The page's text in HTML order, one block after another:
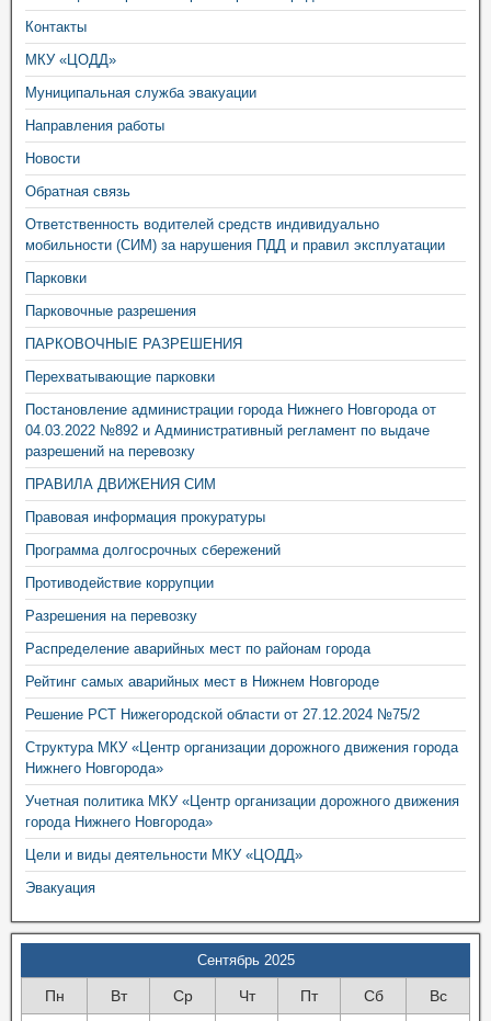
Контакты
МКУ «ЦОДД»
Муниципальная служба эвакуации
Направления работы
Новости
Обратная связь
Ответственность водителей средств индивидуально
мобильности (СИМ) за нарушения ПДД и правил эксплуатации
Парковки
Парковочные разрешения
ПАРКОВОЧНЫЕ РАЗРЕШЕНИЯ
Перехватывающие парковки
Постановление администрации города Нижнего Новгорода от
04.03.2022 №892 и Административный регламент по выдаче
разрешений на перевозку
ПРАВИЛА ДВИЖЕНИЯ СИМ
Правовая информация прокуратуры
Программа долгосрочных сбережений
Противодействие коррупции
Разрешения на перевозку
Распределение аварийных мест по районам города
Рейтинг самых аварийных мест в Нижнем Новгороде
Решение РСТ Нижегородской области от 27.12.2024 №75/2
Структура МКУ «Центр организации дорожного движения города
Нижнего Новгорода»
Учетная политика МКУ «Центр организации дорожного движения
города Нижнего Новгорода»
Цели и виды деятельности МКУ «ЦОДД»
Эвакуация
Сентябрь 2025
Пн Вт Ср Чт Пт Сб Вс